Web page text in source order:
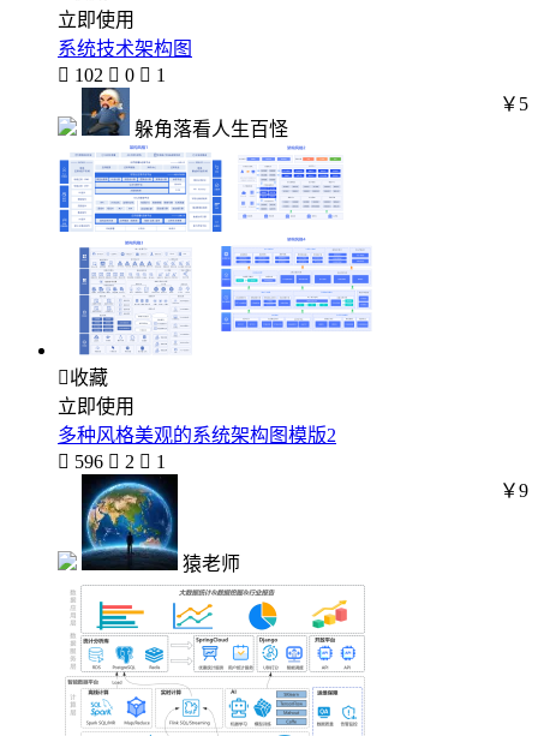
立即使用
系统技术架构图
 102  0  1
躲角落看人生百怪
￥5
收藏
立即使用
多种风格美观的系统架构图模版2
 596  2  1
猿老师
￥9